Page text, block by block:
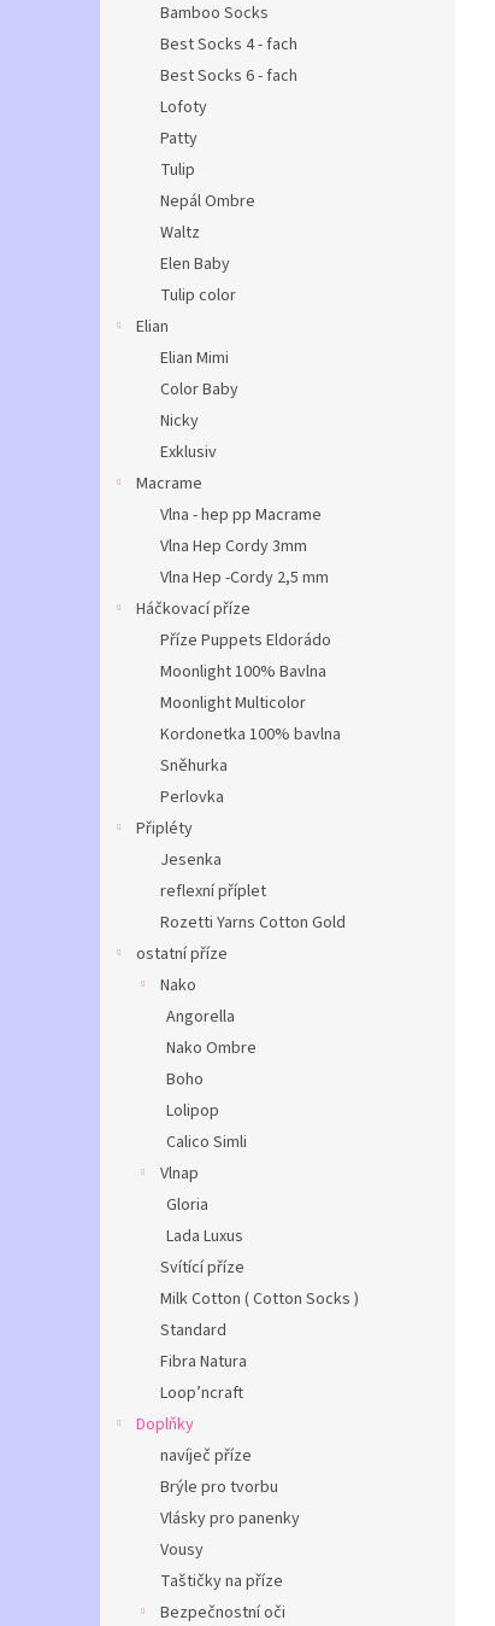
Bamboo Socks
Best Socks 4 - fach
Best Socks 6 - fach
Lofoty
Patty
Tulip
Nepál Ombre
Waltz
Elen Baby
Tulip color
Elian
Elian Mimi
Color Baby
Nicky
Exklusiv
Macrame
Vlna - hep pp Macrame
Vlna Hep Cordy 3mm
Vlna Hep -Cordy 2,5 mm
Háčkovací příze
Příze Puppets Eldorádo
Moonlight 100% Bavlna
Moonlight Multicolor
Kordonetka 100% bavlna
Sněhurka
Perlovka
Připléty
Jesenka
reflexní příplet
Rozetti Yarns Cotton Gold
ostatní příze
Nako
Angorella
Nako Ombre
Boho
Lolipop
Calico Simli
Vlnap
Gloria
Lada Luxus
Svítící příze
Milk Cotton ( Cotton Socks )
Standard
Fibra Natura
Loop’ncraft
Doplňky
navíječ příze
Brýle pro tvorbu
Vlásky pro panenky
Vousy
Taštičky na příze
Bezpečnostní oči